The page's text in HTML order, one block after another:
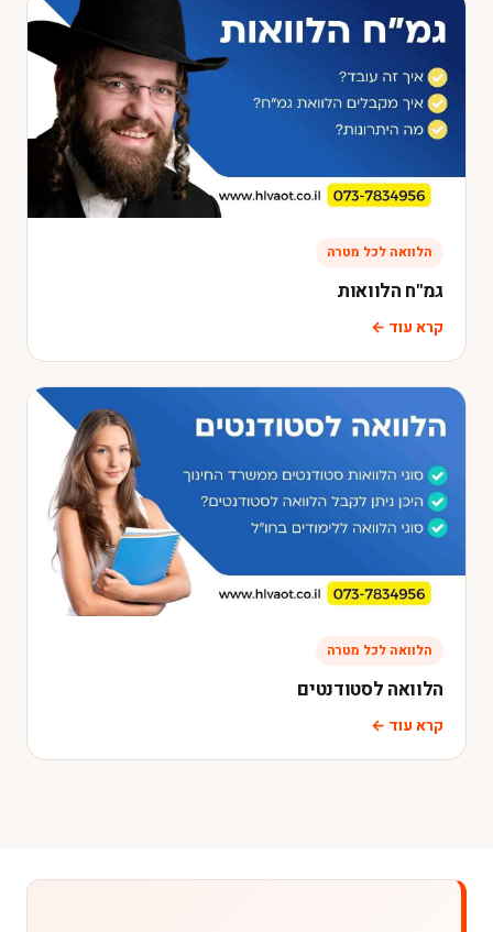
הלוואה לכל מטרה
גמ"ח הלוואות
קרא עוד ←
הלוואה לכל מטרה
הלוואה לסטודנטים
קרא עוד ←